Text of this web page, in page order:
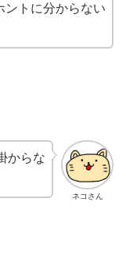
ントに分からない
ネコさん
からな